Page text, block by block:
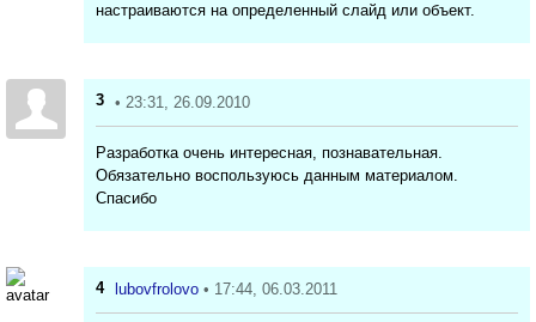
настраиваются на определенный слайд или объект.
3 • 23:31, 26.09.2010
Разработка очень интересная, познавательная.
Обязательно воспользуюсь данным материалом.
Спасибо
4 lubovfrolovo • 17:44, 06.03.2011